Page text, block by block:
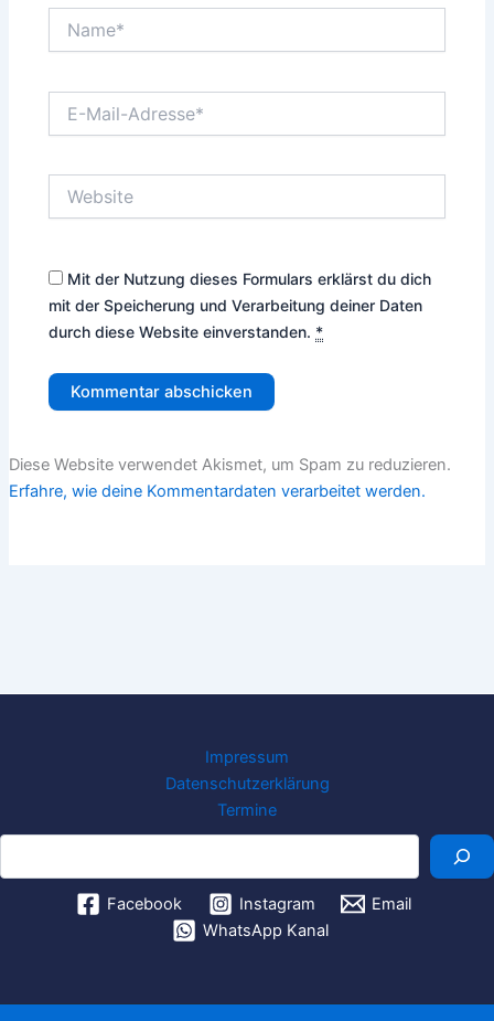
Mail-
Mit der Nutzung dieses Formulars erklärst du dich
mit der Speicherung und Verarbeitung deiner Daten
durch diese Website einverstanden. *
Diese Website verwendet Akismet, um Spam zu reduzieren.
Erfahre, wie deine Kommentardaten verarbeitet werden.
Impressum
Datenschutzerklärung
Termine
Suchen
Facebook Instagram
Email
WhatsApp Kanal